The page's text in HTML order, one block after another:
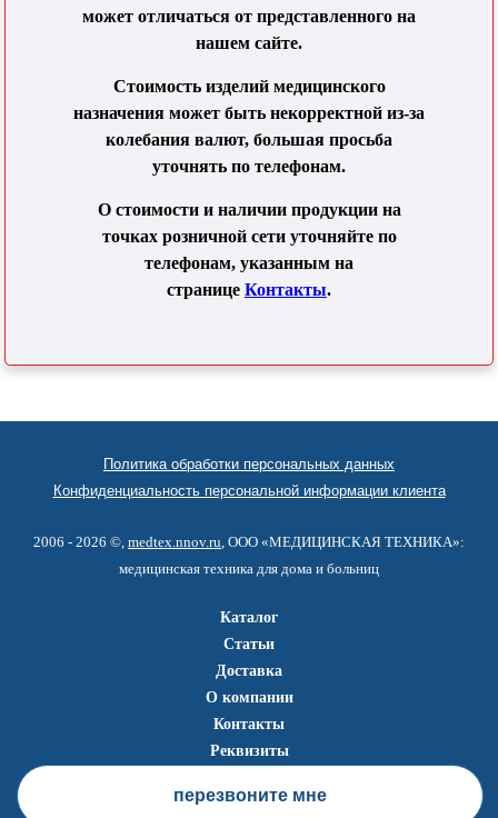
может отличаться от представленного на
нашем сайте.
Стоимость изделий медицинского
назначения может быть некорректной из-за
колебания валют, большая просьба
уточнять по телефонам.
О стоимости и наличии продукции на
точках розничной сети уточняйте по
телефонам, указанным на
странице Контакты.
Политика обработки персональных данных
Конфиденциальность персональной информации клиента
2006 - 2026 ©, medtex.nnov.ru , ООО «МЕДИЦИНСКАЯ ТЕХНИКА»:
медицинская техника для дома и больниц
Каталог
Статьи
Доставка
О компании
Контакты
Реквизиты
перезвоните мне